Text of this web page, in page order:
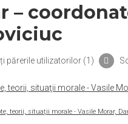
–
părerile utilizatorilor (1 )
teorii, situaţii morale - Vasile
teorii, situaţii morale - Vasile Morar,